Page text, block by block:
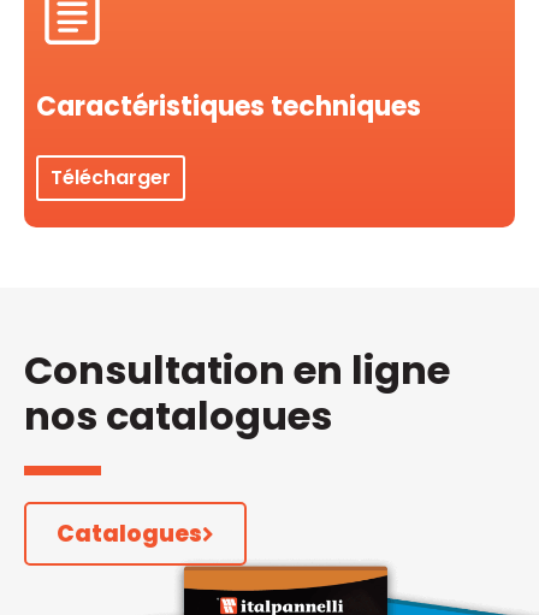
Caractéristiques techniques
Télécharger
Consultation en ligne
nos catalogues
Catalogues